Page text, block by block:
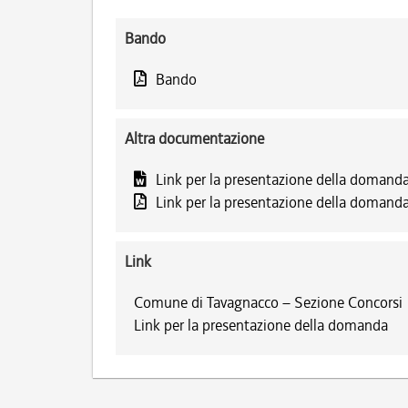
Bando
Bando
Altra documentazione
Link per la presentazione della
Link per la presentazione della
Link
Comune di Tavagnacco – Sezione Concorsi
Link per la presentazione della domanda